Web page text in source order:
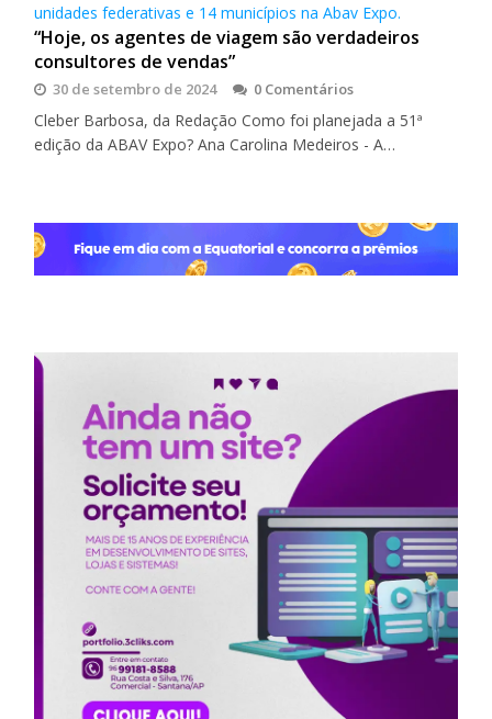
unidades federativas e 14 municípios na Abav Expo.
“Hoje, os agentes de viagem são verdadeiros
consultores de vendas”
30 de setembro de 2024 0 Comentários
Cleber Barbosa, da Redação Como foi planejada a 51ª
edição da ABAV Expo? Ana Carolina Medeiros - A…